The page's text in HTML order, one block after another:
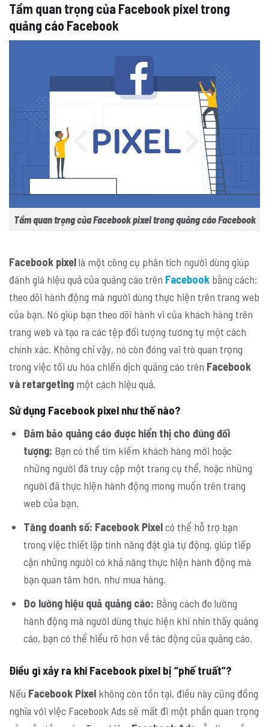
Tầm quan trọng của Facebook pixel trong
quảng cáo Facebook
Tầm quan trọng của Facebook pixel trong quảng cáo Facebook
Facebook pixellà một công cụ phân tích người dùng giúp
đánh giá hiệu quả của quảng cáo trên Facebook bằng cách:
theo dõi hành động mà người dùng thực hiện trên trang web
của bạn. Nó giúp bạn theo dõi hành vi của khách hàng trên
trang web và tạo ra các tệp đối tượng tương tự một cách
chính xác. Không chỉ vậy, nó còn đóng vai trò quan trọng
trong việc tối ưu hóa chiến dịch quảng cáo trên Facebook
và retargeting một cách hiệu quả.
Sử dụng Facebook pixel như thế nào?
Đảm bảo quảng cáo được hiển thị cho đúng đối
tượng: Bạn có thể tìm kiếm khách hàng mới hoặc
những người đã truy cập một trang cụ thể, hoặc những
người đã thực hiện hành động mong muốn trên trang
web của bạn.
Tăng doanh số: Facebook Pixelcó thể hỗ trợ bạn
trong việc thiết lập tính năng đặt giá tự động, giúp tiếp
cận những người có khả năng thực hiện hành động mà
bạn quan tâm hơn, như mua hàng.
Đo lường hiệu quả quảng cáo: Bằng cách đo lường
hành động mà người dùng thực hiện khi nhìn thấy quảng
cáo, bạn có thể hiểu rõ hơn về tác động của quảng cáo.
Điều gì xảy ra khi Facebook pixel bị “phế truất”?
Nếu Facebook Pixel không còn tồn tại, điều này cũng đồng
nghĩa với việc Facebook Ads sẽ mất đi một phần quan trọng